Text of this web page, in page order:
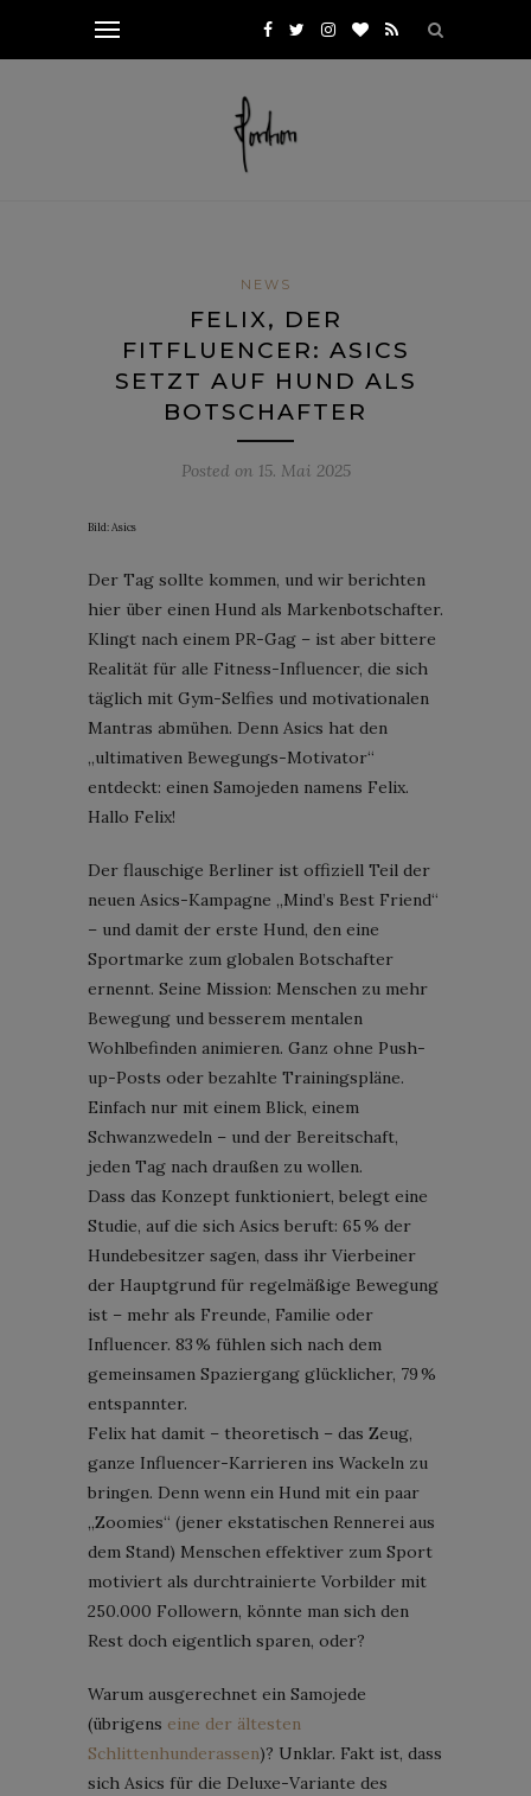
NEWS
FELIX, DER
FITFLUENCER: ASICS
SETZT AUF HUND ALS
BOTSCHAFTER
Posted on 15. Mai 2025
Bild: Asics
Der Tag sollte kommen, und wir berichten
hier über einen Hund als Markenbotschafter.
Klingt nach einem PR-Gag – ist aber bittere
Realität für alle Fitness-Influencer, die sich
täglich mit Gym-Selfies und motivationalen
Mantras abmühen. Denn Asics hat den
„ultimativen Bewegungs-Motivator“
entdeckt: einen Samojeden namens Felix.
Hallo Felix!
Der flauschige Berliner ist offiziell Teil der
neuen Asics-Kampagne „Mind’s Best Friend“
– und damit der erste Hund, den eine
Sportmarke zum globalen Botschafter
ernennt. Seine Mission: Menschen zu mehr
Bewegung und besserem mentalen
Wohlbefinden animieren. Ganz ohne Push-
up-Posts oder bezahlte Trainingspläne.
Einfach nur mit einem Blick, einem
Schwanzwedeln – und der Bereitschaft,
jeden Tag nach draußen zu wollen.
Dass das Konzept funktioniert, belegt eine
Studie, auf die sich Asics beruft: 65 % der
Hundebesitzer sagen, dass ihr Vierbeiner
der Hauptgrund für regelmäßige Bewegung
ist – mehr als Freunde, Familie oder
Influencer. 83 % fühlen sich nach dem
gemeinsamen Spaziergang glücklicher, 79 %
entspannter.
Felix hat damit – theoretisch – das Zeug,
ganze Influencer-Karrieren ins Wackeln zu
bringen. Denn wenn ein Hund mit ein paar
„Zoomies“ (jener ekstatischen Rennerei aus
dem Stand) Menschen effektiver zum Sport
motiviert als durchtrainierte Vorbilder mit
250.000 Followern, könnte man sich den
Rest doch eigentlich sparen, oder?
Warum ausgerechnet ein Samojede
(übrigens eine der ältesten
Schlittenhunderassen)? Unklar. Fakt ist, dass
sich Asics für die Deluxe-Variante des